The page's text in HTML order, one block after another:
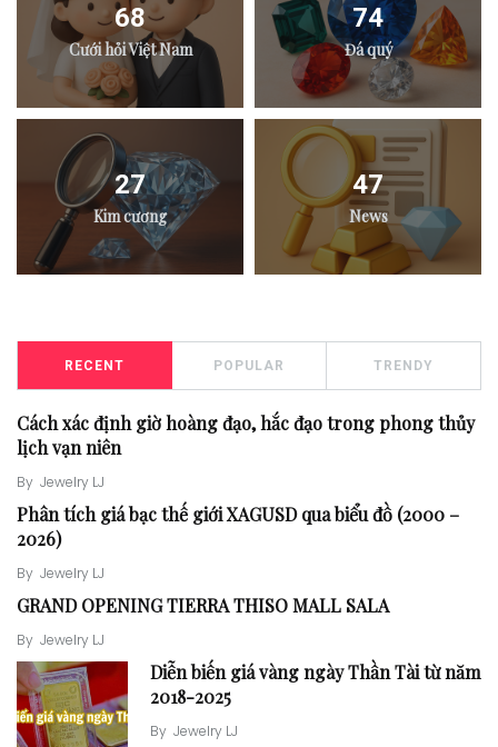
68
Cưới hỏi Việt Nam
74
Đá quý
27
Kim cương
47
News
RECENT POPULAR TRENDY
Cách xác định giờ hoàng đạo, hắc đạo trong phong thủy
lịch vạn niên
By Jewelry LJ
Phân tích giá bạc thế giới XAGUSD qua biểu đồ (2000 –
2026)
By Jewelry LJ
GRAND OPENING TIERRA THISO MALL SALA
By Jewelry LJ
Diễn biến giá vàng ngày Thần Tài từ năm
2018-2025
By Jewelry LJ